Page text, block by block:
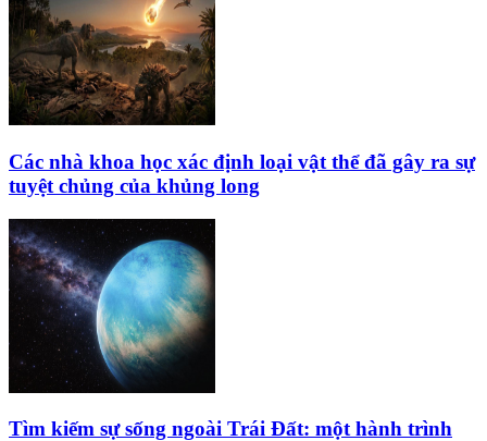
Các nhà khoa học xác định loại vật thể đã gây ra sự
tuyệt chủng của khủng long
Tìm kiếm sự sống ngoài Trái Đất: một hành trình